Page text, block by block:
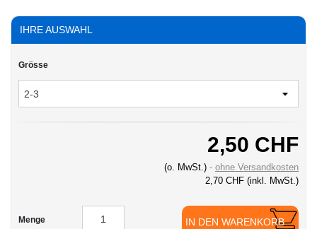
IHRE AUSWAHL
Grösse
2,50 CHF
(o. MwSt.)
ohne Versandkosten
2,70 CHF (inkl. MwSt.)
Menge IN DEN WARENKORB